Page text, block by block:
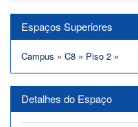
Espaços Superiores
Campus » C8 » Piso 2 »
Detalhes do Espaço